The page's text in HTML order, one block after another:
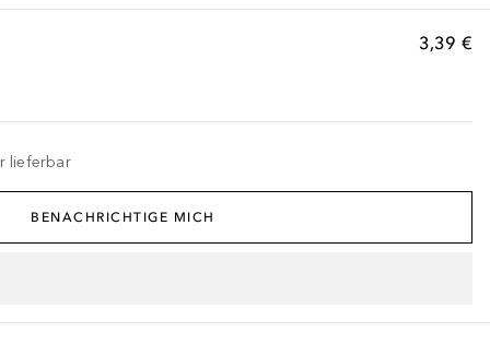
3,39 €
lieferbar
BENACHRICHTIGE MICH